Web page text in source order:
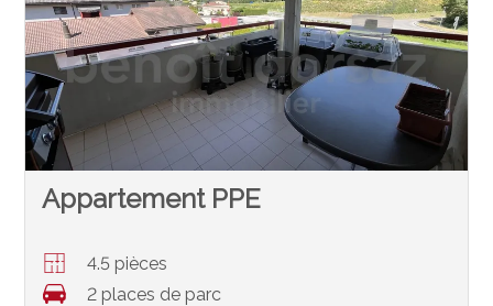
Appartement PPE
4.5 pièces
2 places de parc